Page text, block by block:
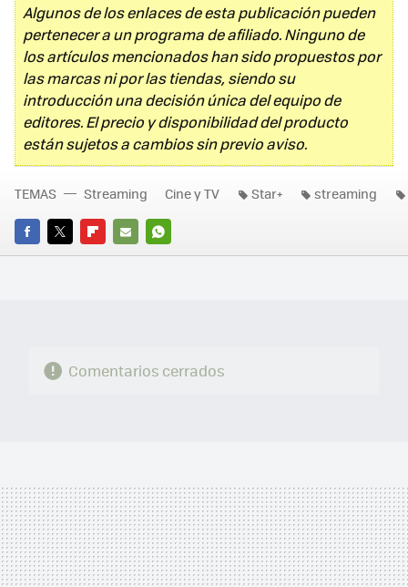
Algunos de los enlaces de esta publicación pueden
pertenecer a un programa de afiliado. Ninguno de
los artículos mencionados han sido propuestos por
las marcas ni por las tiendas, siendo su
introducción una decisión única del equipo de
editores. El precio y disponibilidad del producto
están sujetos a cambios sin previo aviso.
FACEBOOK
TWITTERFLIPBOARD
E-
WHATSAPP
TEMAS Streaming Cine y TV Star+ streaming
Comentarios cerrados